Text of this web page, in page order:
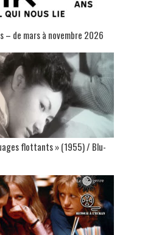
– de mars à novembre 2026
flottants » (1955) / Blu-